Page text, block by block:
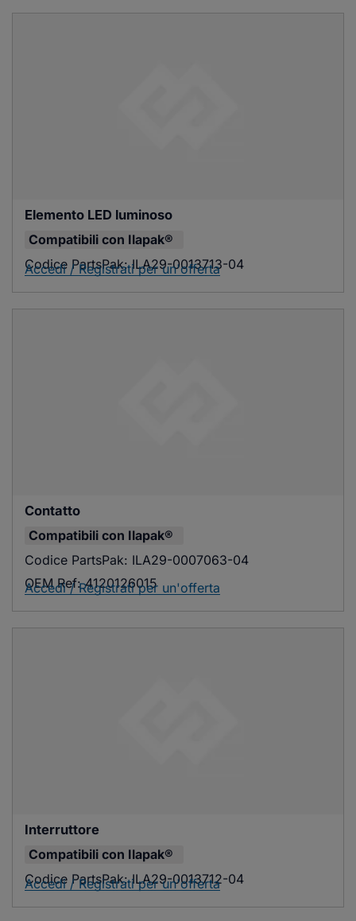
Elemento LED luminoso
Compatibili con Ilapak®
Codice PartsPak:ILA29-0013713-04
Accedi / Registrati per un'offerta
Contatto
Compatibili con Ilapak®
Codice PartsPak: ILA29-0007063-04
OEM Ref: 4120126015
Accedi / Registrati per un'offerta
Interruttore
Compatibili con Ilapak®
Codice PartsPak:ILA29-0013712-04
Accedi / Registrati per un'offerta